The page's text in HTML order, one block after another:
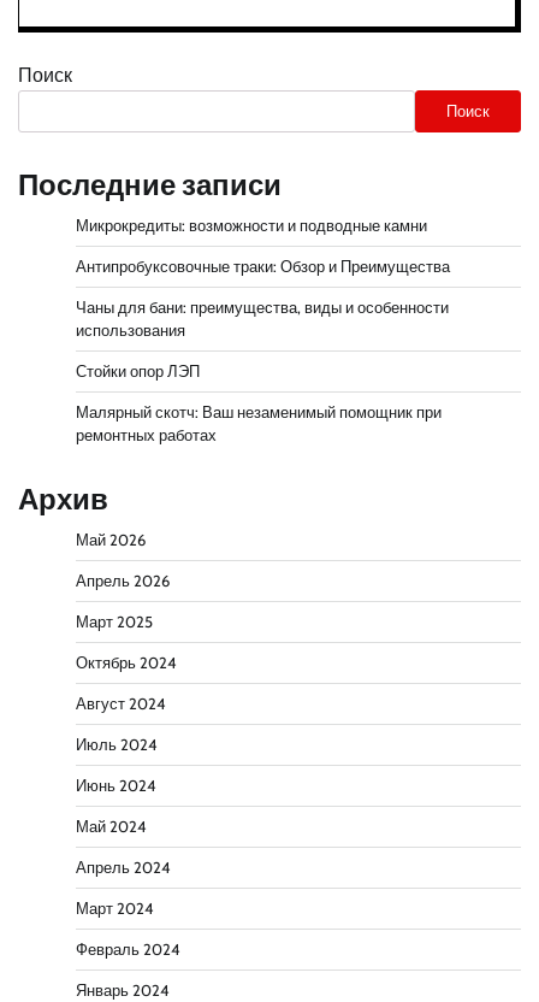
Поиск
Поиск
Последние записи
Микрокредиты: возможности и подводные камни
Антипробуксовочные траки: Обзор и Преимущества
Чаны для бани: преимущества, виды и особенности
использования
Стойки опор ЛЭП
Малярный скотч: Ваш незаменимый помощник при
ремонтных работах
Архив
Май 2026
Апрель 2026
Март 2025
Октябрь 2024
Август 2024
Июль 2024
Июнь 2024
Май 2024
Апрель 2024
Март 2024
Февраль 2024
Январь 2024